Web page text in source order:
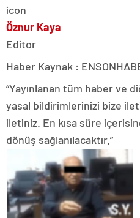
Öznur Kaya
Editor
Haber Kaynak :
“Yayınlanan tüm haber ve
yasal bildirimlerinizi bize
iletiniz. En kısa süre
dönüş sağlanılacaktır.”